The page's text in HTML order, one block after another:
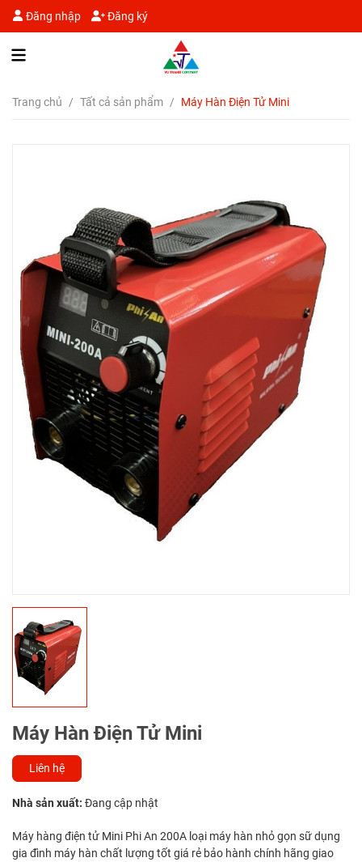
Đăng nhập Đăng ký
Trang chủ / Tất cả sản phẩm / Máy Hàn Điện Tử Mini
Máy Hàn Điện Tử Mini
Liên hệ
Nhà sản xuất: Đang cập nhật
Máy hàng điện tử Mini Phi An 200A loại máy hàn nhỏ gọn sữ dụng
gia đình máy hàn chất lượng tốt giá rẻ bảo hành chính hãng giao